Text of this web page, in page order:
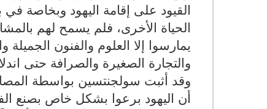
القيود على إقامة اليهود وبخاصة
الحياة الأخرى، فلم يسمح لهم
يمارسوا إلا العلوم والفنون
والتجارة الصغيرة والصرافة حتى
وقد أثبت سولجنتسين بواسطة
أن اليهود برعوا بشكل خاص بصنع